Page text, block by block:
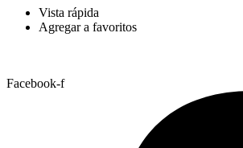
Vista rápida
Agregar a favoritos
Facebook-f